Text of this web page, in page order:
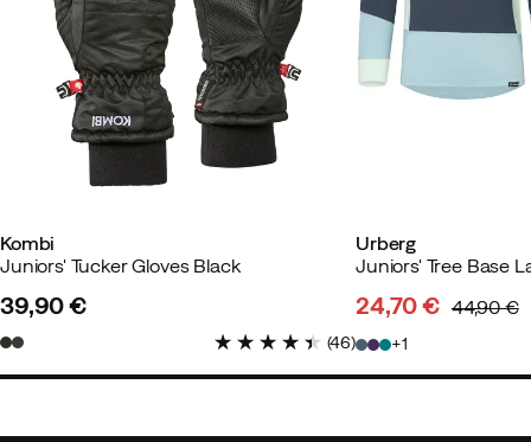
Kombi
Juniors' Tucker Gloves Black
price
39,90 €
(46)
Urberg
price
24,70 €
price
44,90 €
1